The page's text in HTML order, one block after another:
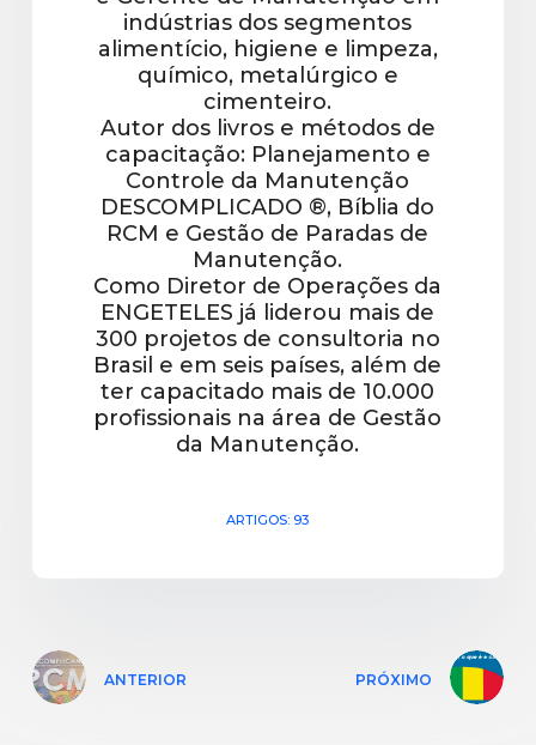
indústrias dos segmentos
alimentício, higiene e limpeza,
químico, metalúrgico e
cimenteiro.
Autor dos livros e métodos de
capacitação: Planejamento e
Controle da Manutenção
DESCOMPLICADO ®, Bíblia do
RCM e Gestão de Paradas de
Manutenção.
Como Diretor de Operações da
ENGETELES já liderou mais de
300 projetos de consultoria no
Brasil e em seis países, além de
ter capacitado mais de 10.000
profissionais na área de Gestão
da Manutenção.
ARTIGOS: 93
ANTERIOR PRÓXIMO